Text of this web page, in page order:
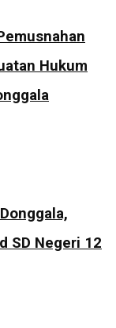
Hukum
SD Negeri 12